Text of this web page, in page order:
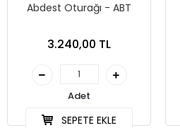
Abdest Oturağı - ABT
3.240,00 TL
Adet
SEPETE EKLE